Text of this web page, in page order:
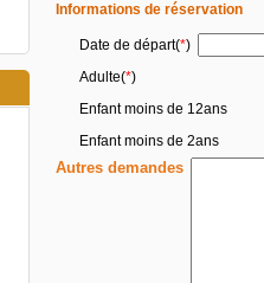
Informations de réservation
Date de départ(*)
Adulte(*)
Enfant moins de 12ans
Enfant moins de 2ans
Autres demandes